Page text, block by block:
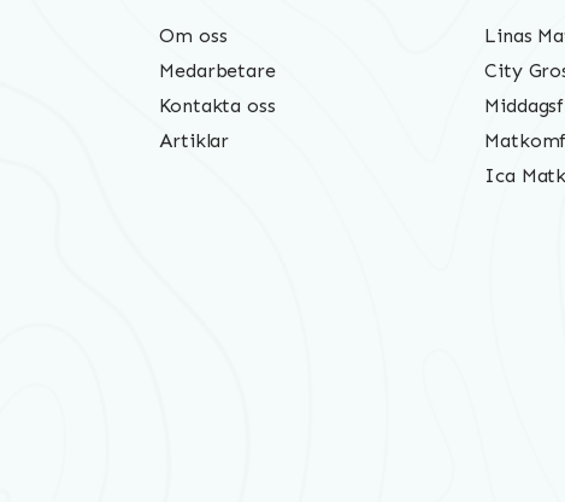
Om oss
Medarbetare
Kontakta oss
Artiklar
Linas
City
Ica